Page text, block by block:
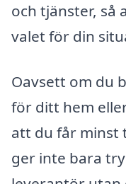
och tjänster, så
valet för din
Oavsett om du
för ditt hem
att du får minst
ger inte bara